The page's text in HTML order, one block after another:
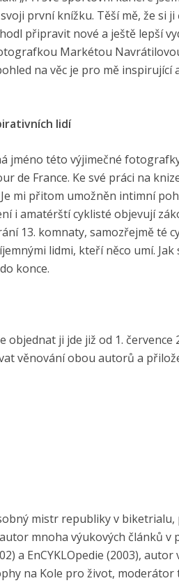
první knížku. Těší mě, že si
připravit nové a ještě lepší
Markétou
na věc je pro mě
li­dí
jméno této výjimečné
de France. Ke své práci na
mi přitom umožněn intimní
i amatérští cyklisté objevují
13. komnaty, samozřejmě té
lidmi, kteří něco umí.
konce.
ji jde již od 1. července
věnování obou autorů a
mistr republiky v
mnoha výukových článků v
a EnCYKLOpedie (2003), autor
na Kole pro život, moderátor